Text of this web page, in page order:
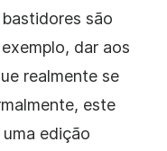
são
dar aos
realmente se
este
edição